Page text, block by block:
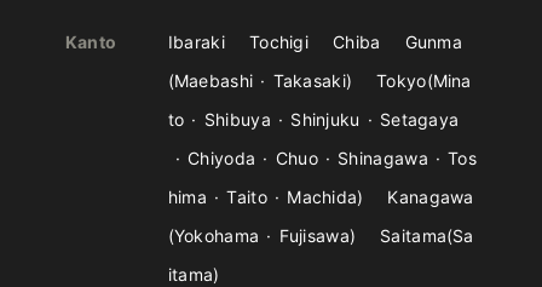
Kanto Ibaraki Tochigi Chiba
Gunma
Maebashi
Takasaki Tokyo Mina
to
Shibuya Shinjuku
Setagaya
Chiyoda
Chuo Shinagawa
Tos
hima
Taito Machida
Kanagawa
Yokohama
Fujisawa Saitama Sa
itama